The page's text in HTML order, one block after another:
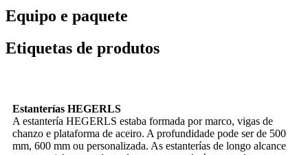
Equipo e paquete
Etiquetas de produtos
Estanterías HEGERLS
A estantería HEGERLS estaba formada por marco, vigas de
chanzo e plataforma de aceiro. A profundidade pode ser de 500
mm, 600 mm ou personalizada. As estanterías de longo alcance